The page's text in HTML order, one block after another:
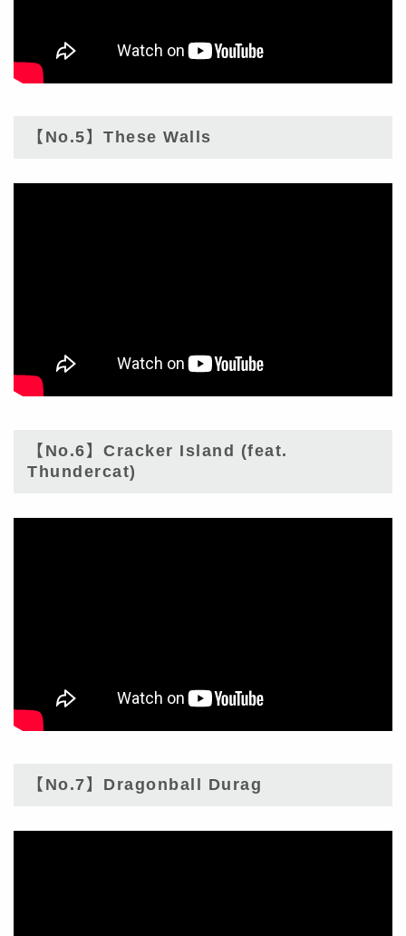
【No.5】These Walls
【No.6】Cracker Island (feat.
Thundercat)
【No.7】Dragonball Durag